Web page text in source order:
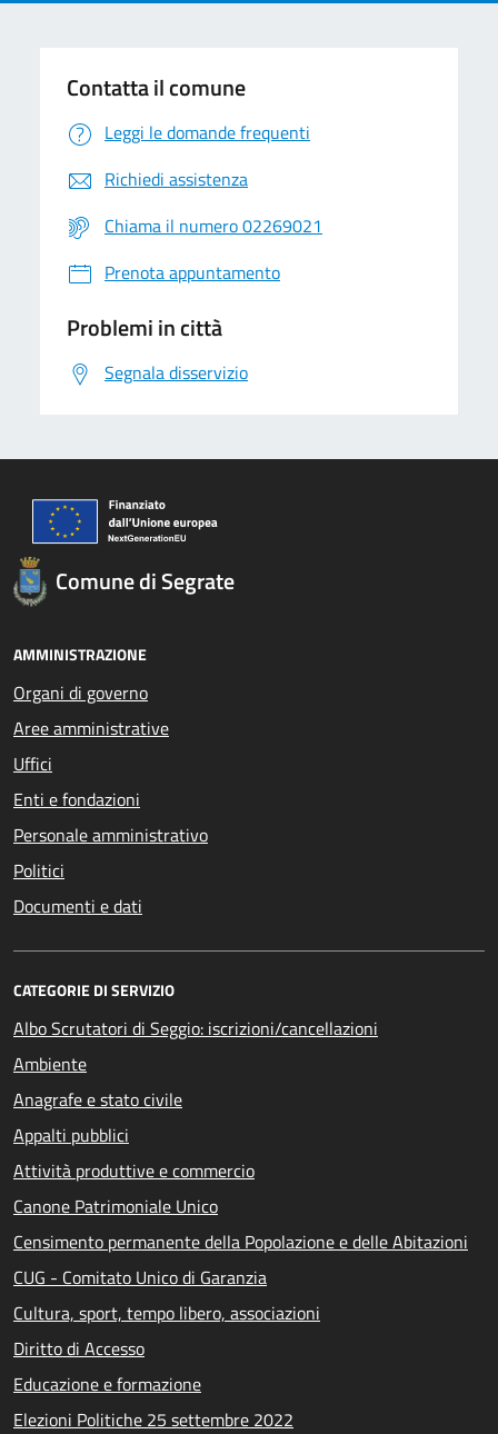
Contatta il comune
Leggi le domande frequenti
Richiedi assistenza
Chiama il numero 02269021
Prenota appuntamento
Problemi in città
Segnala disservizio
Comune di Segrate
AMMINISTRAZIONE
Organi di governo
Aree amministrative
Uffici
Enti e fondazioni
Personale amministrativo
Politici
Documenti e dati
CATEGORIE DI SERVIZIO
Albo Scrutatori di Seggio: iscrizioni/cancellazioni
Ambiente
Anagrafe e stato civile
Appalti pubblici
Attività produttive e commercio
Canone Patrimoniale Unico
Censimento permanente della Popolazione e delle Abitazioni
CUG - Comitato Unico di Garanzia
Cultura, sport, tempo libero, associazioni
Diritto di Accesso
Educazione e formazione
Elezioni Politiche 25 settembre 2022